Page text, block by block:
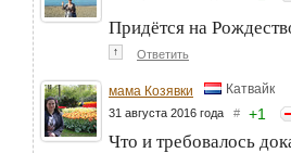
Придётся на
↑ Ответить
мама Козявки Катвайк
31 августа 2016 года # +1
Что и требовалось